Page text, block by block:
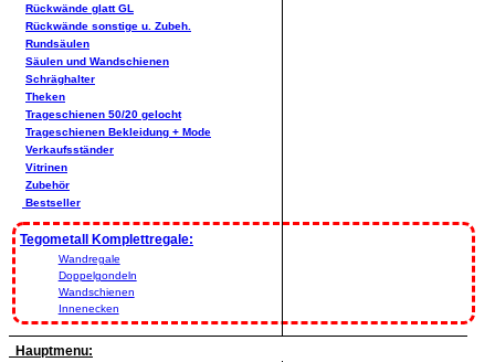
Rückwände glatt GL
Rückwände sonstige u. Zubeh.
Rundsäulen
Säulen und Wandschienen
Schräghalter
Theken
Trageschienen 50/20 gelocht
Trageschienen Bekleidung + Mode
Verkaufsständer
Vitrinen
Zubehör
Bestseller
Tegometall Komplettregale:
Wandregale
Doppelgondeln
Wandschienen
Innenecken
Hauptmenu: